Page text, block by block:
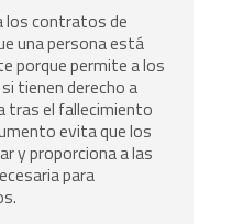
los contratos de
una persona está
porque permite a los
tienen derecho a
tras el fallecimiento
evita que los
y proporciona a las
para